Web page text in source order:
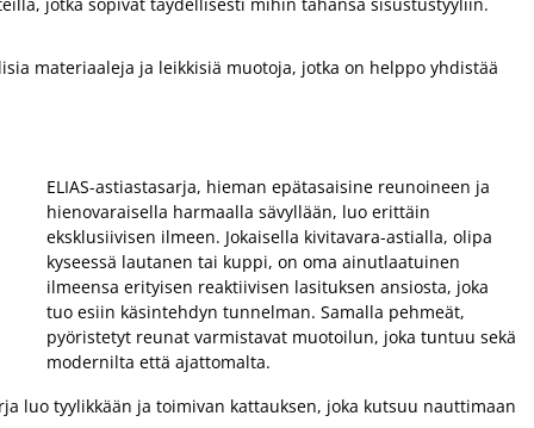
materiaaleja ja leikkisiä muotoja, jotka on helppo yhdistää
ELIAS-astiastasarja, hieman epätasaisine reunoineen ja
hienovaraisella harmaalla sävyllään, luo erittäin
eksklusiivisen ilmeen. Jokaisella kivitavara-astialla, olipa
kyseessä lautanen tai kuppi, on oma ainutlaatuinen
ilmeensa erityisen reaktiivisen lasituksen ansiosta, joka
tuo esiin käsintehdyn tunnelman. Samalla pehmeät,
pyöristetyt reunat varmistavat muotoilun, joka tuntuu sekä
modernilta että ajattomalta.
luo tyylikkään ja toimivan kattauksen, joka kutsuu nauttimaan